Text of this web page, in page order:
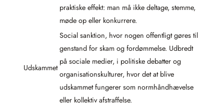
praktiske effekt: man må ikke deltage, stemme,
møde op eller konkurrere.
Udskammet
Social sanktion, hvor nogen offentligt gøres til
genstand for skam og fordømmelse. Udbredt
på sociale medier, i politiske debatter og
organisationskulturer, hvor det at blive
udskammet fungerer som normhåndhævelse
eller kollektiv afstraffelse.